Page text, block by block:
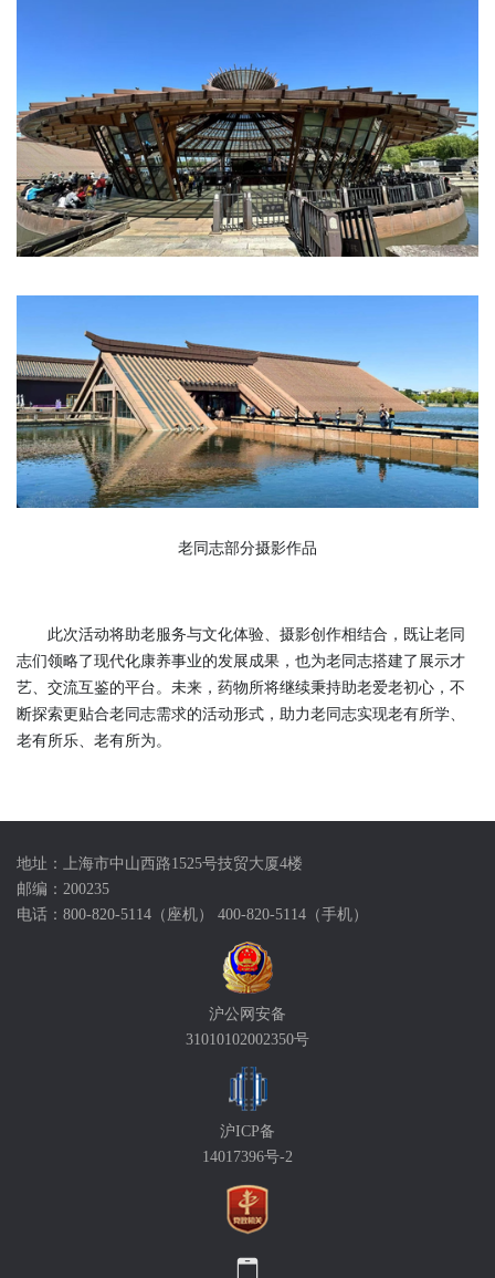
老同志部分摄影作品
此次活动将助老服务与文化体验、摄影创作相结合，既让老同
志们领略了现代化康养事业的发展成果，也为老同志搭建了展示才
艺、交流互鉴的平台。未来，药物所将继续秉持助老爱老初心，不
断探索更贴合老同志需求的活动形式，助力老同志实现老有所学、
老有所乐、老有所为。
地址：上海市中山西路1525号技贸大厦4楼
邮编：200235
电话：800-820-5114（座机） 400-820-5114（手机）
沪公网安备
31010102002350号
沪ICP备
14017396号-2